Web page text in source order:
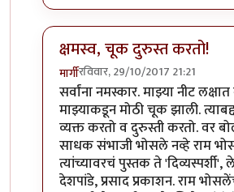
क्षमस्व, चूक दुरुस्त करतो!
मार्गीरविवार, 29/10/2017 21:21
In reply toखूप धन्यवाद!byमार्गी
सर्वांना नमस्कार. माझ्या नीट
माझ्याकडून मोठी चूक झाली.
व्यक्त करतो व दुरुस्ती करतो. वर
साधक संभाजी भोसले नव्हे राम
त्यांच्यावरचं पुस्तक ते
देशपांडे, प्रसाद प्रकाशन. राम